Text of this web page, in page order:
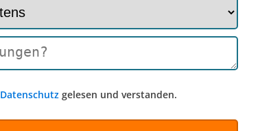
Datenschutzgelesen und verstanden.